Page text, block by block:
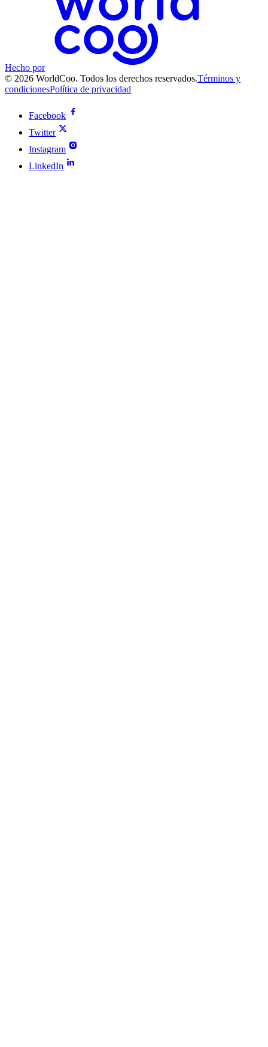
Hecho por
© 2026 WorldCoo. Todos los derechos reservados.Términos y
condicionesPolítica de privacidad
Facebook
Twitter
Instagram
LinkedIn